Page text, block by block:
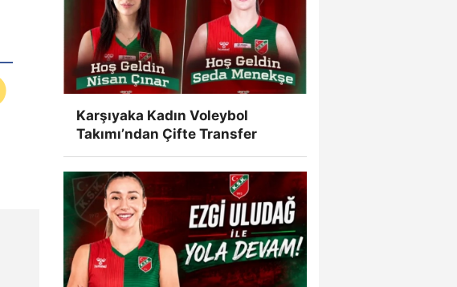
Karşıyaka Kadın Voleybol
Takımı’ndan Çifte Transfer